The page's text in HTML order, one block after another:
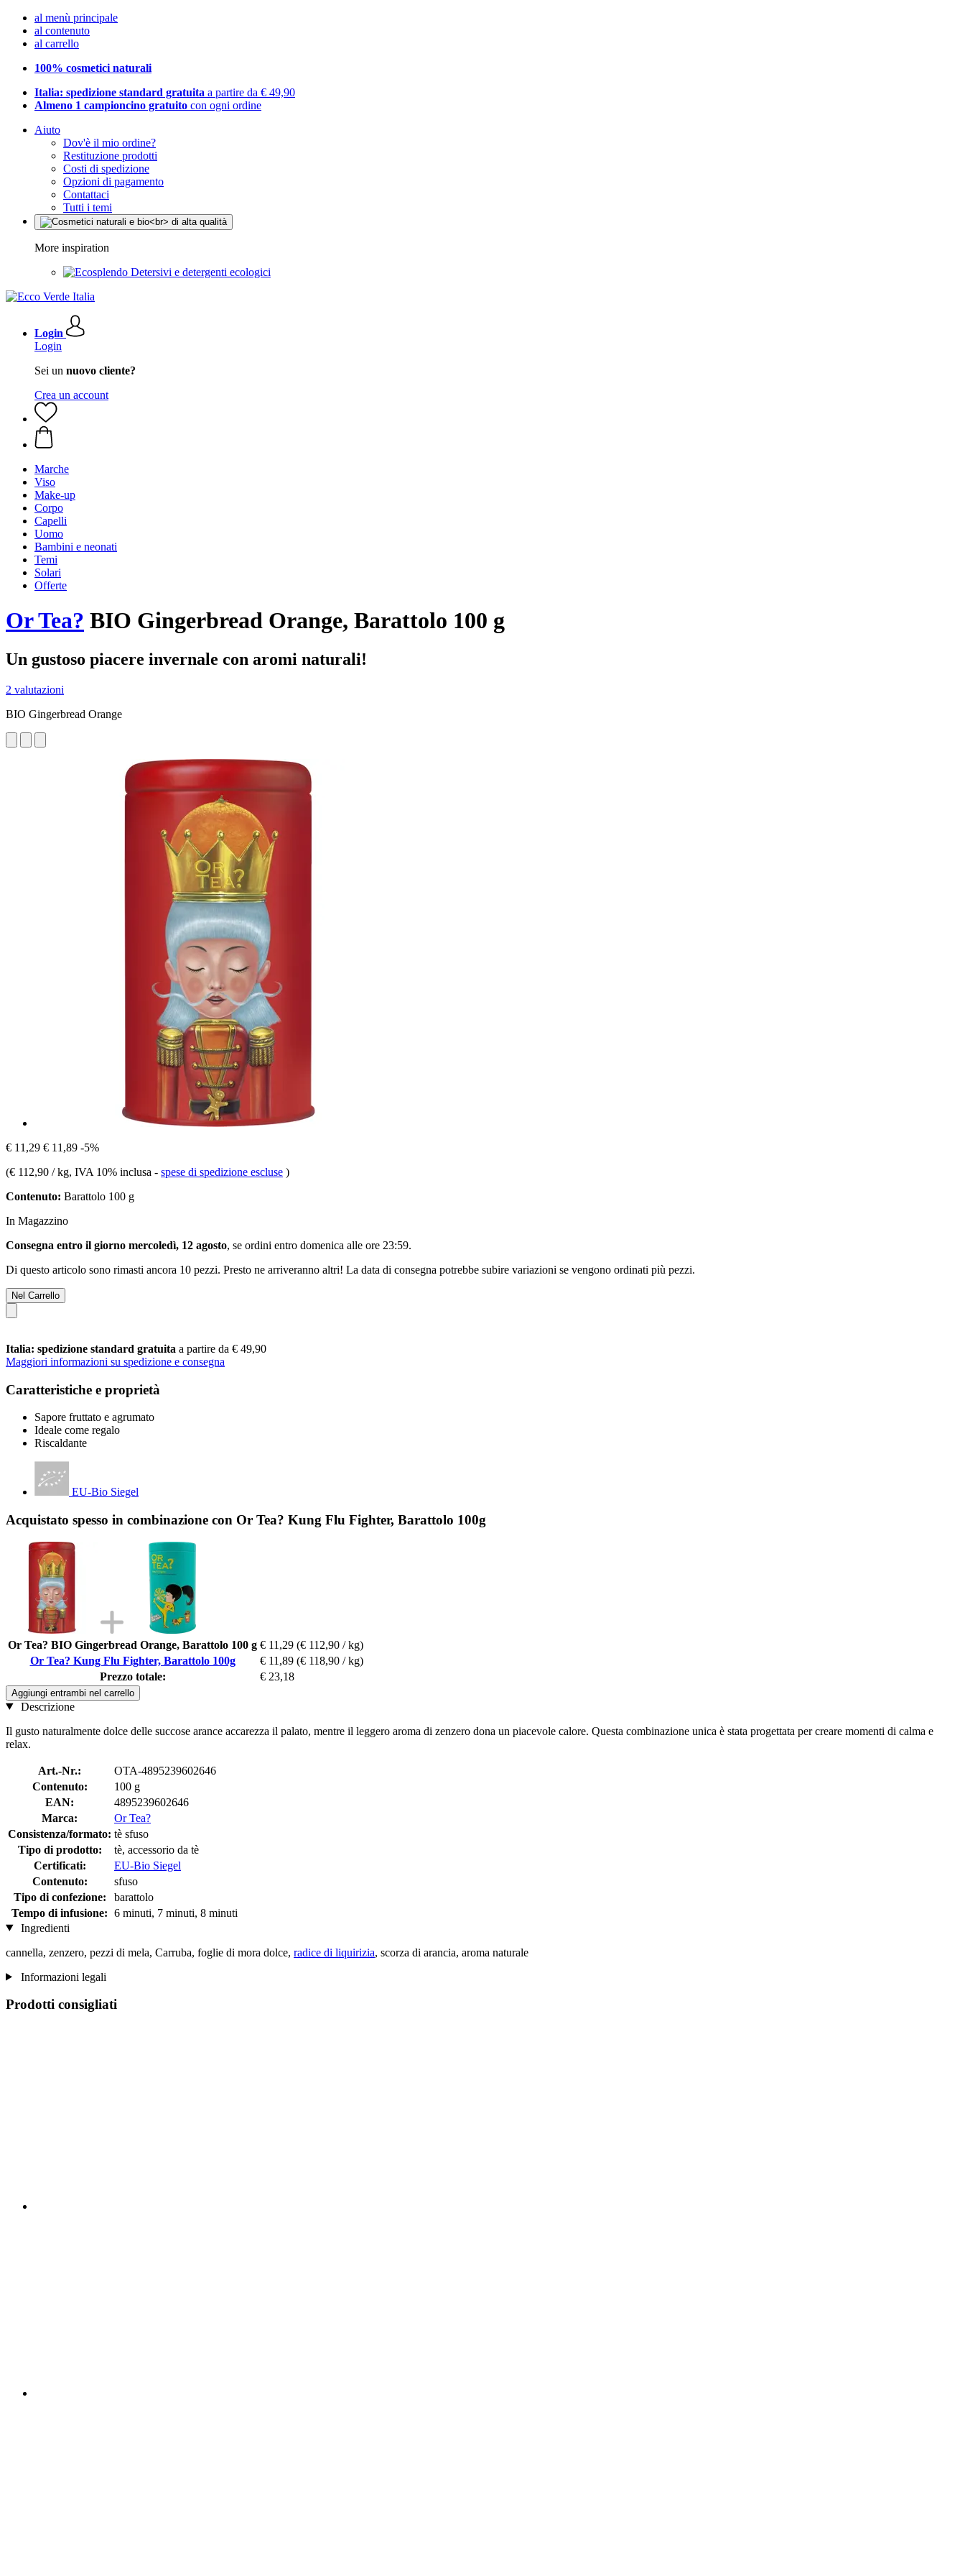
al menù principale
al contenuto
al carrello
100% cosmetici naturali
Italia: spedizione standard gratuita a partire da € 49,90
Almeno 1 campioncino gratuito con ogni ordine
Aiuto
Dov'è il mio ordine?
Restituzione prodotti
Costi di spedizione
Opzioni di pagamento
Contattaci
Tutti i temi
More inspiration
Detersivi e detergenti ecologici
Login
Login
Sei un nuovo cliente?
Crea un account
Marche
Viso
Make-up
Corpo
Capelli
Uomo
Bambini e neonati
Temi
Solari
Offerte
Or Tea? BIO Gingerbread Orange, Barattolo 100 g
Un gustoso piacere invernale con aromi naturali!
2 valutazioni
BIO Gingerbread Orange
€ 11,29 € 11,89 -5%
(€ 112,90 / kg, IVA 10% inclusa - spese di spedizione escluse )
Contenuto: Barattolo 100 g
In Magazzino
Consegna entro il giorno mercoledì, 12 agosto, se ordini entro domenica alle ore 23:59.
Di questo articolo sono rimasti ancora 10 pezzi. Presto ne arriveranno altri! La data di consegna potrebbe subire variazioni se vengono ordinati più pezzi.
Nel Carrello
Italia: spedizione standard gratuita a partire da € 49,90
Maggiori informazioni su spedizione e consegna
Caratteristiche e proprietà
Sapore fruttato e agrumato
Ideale come regalo
Riscaldante
EU-Bio Siegel
Acquistato spesso in combinazione con Or Tea? Kung Flu Fighter, Barattolo 100g
Or Tea? BIO Gingerbread Orange, Barattolo 100 g € 11,29 (€ 112,90 / kg)
Or Tea? Kung Flu Fighter, Barattolo 100g
€ 11,89 (€ 118,90 / kg)
Prezzo totale:
€ 23,18
Aggiungi entrambi nel carrello
Descrizione
Il gusto naturalmente dolce delle succose arance accarezza il palato, mentre il leggero aroma di zenzero dona un piacevole calore. Questa combinazione unica è stata progettata per creare momenti di calma e
relax.
Art.-Nr.:
OTA-4895239602646
Contenuto:
100 g
EAN:
4895239602646
Marca:
Or Tea?
Consistenza/formato: tè sfuso
Tipo di prodotto:
tè, accessorio da tè
Certificati:
EU-Bio Siegel
Contenuto:
sfuso
Tipo di confezione:
barattolo
Tempo di infusione: 6 minuti, 7 minuti, 8 minuti
Ingredienti
cannella, zenzero, pezzi di mela, Carruba, foglie di mora dolce, radice di liquirizia, scorza di arancia, aroma naturale
Informazioni legali
Prodotti consigliati